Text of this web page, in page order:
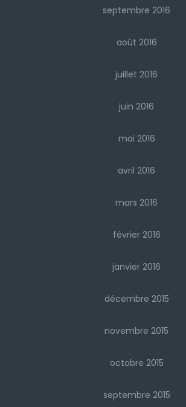
septembre 2016
août 2016
juillet 2016
juin 2016
mai 2016
avril 2016
mars 2016
février 2016
janvier 2016
décembre 2015
novembre 2015
octobre 2015
septembre 2015